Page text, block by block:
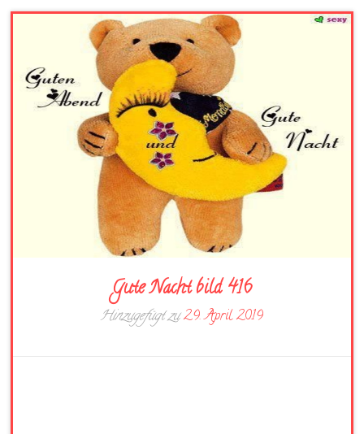
Gute Nacht bild 416
Hinzugefügt zu29. April 2019